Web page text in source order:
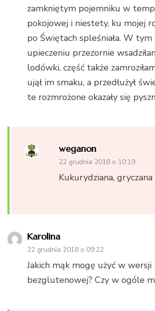
zamkniętym pojemniku w
pokojowej i niestety, ku mojej
po Świętach spleśniała. W
upieczeniu przezornie
lodówki, część także
ujął im smaku, a przedłużył
te rozmrożone okazały się
weganon
22 grudnia 2018 o 10:19
Kukurydziana,
Karolina
22 grudnia 2018 o 09:22
Jakich mąk mogę użyć w wersji
bezglutenowej? Czy w ogóle